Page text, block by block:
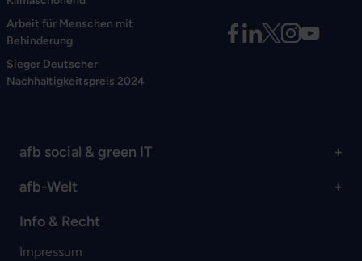
Arbeit für Menschen mit
Behinderung
Sieger Deutscher
Nachhaltigkeitspreis 2024
afb social & green IT
afb-Welt
Info & Recht
Impressum